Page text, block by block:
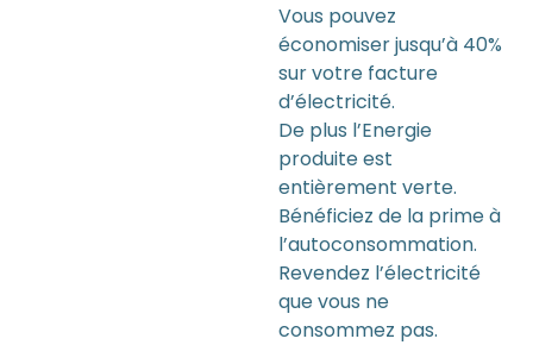
Vous pouvez
économiser jusqu’à 40%
sur votre facture
d’électricité.
De plus l’Energie
produite est
entièrement verte.
Bénéficiez de la prime à
l’autoconsommation.
Revendez l’électricité
que vous ne
consommez pas.